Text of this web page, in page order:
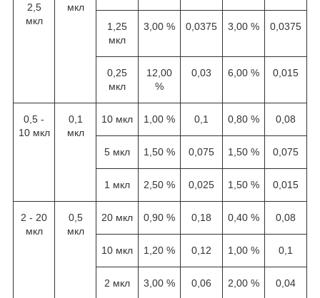
2,5
мкл
мкл
1,25
мкл
3,00 % 0,0375 3,00 % 0,0375
0,25
мкл
12,00
%
0,03 6,00 % 0,015
0,5 -
10 мкл
0,1
мкл
10 мкл 1,00 % 0,1 0,80 % 0,08
5 мкл 1,50 % 0,075 1,50 % 0,075
1 мкл 2,50 % 0,025 1,50 % 0,015
2 - 20
мкл
0,5
мкл
20 мкл 0,90 % 0,18 0,40 % 0,08
10 мкл 1,20 % 0,12 1,00 % 0,1
2 мкл 3,00 % 0,06 2,00 % 0,04